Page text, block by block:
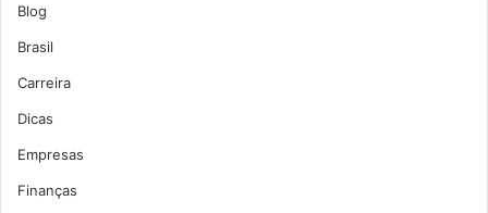
Blog
Brasil
Carreira
Dicas
Empresas
Finanças